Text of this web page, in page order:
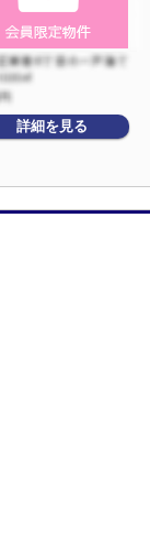
詳細を見る